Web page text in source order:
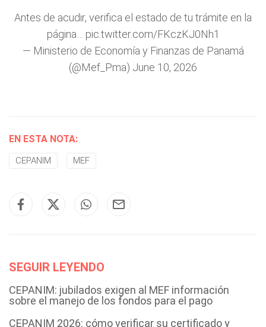
Antes de acudir, verifica el estado de tu trámite en la
página… pic.twitter.com/FKczKJ0Nh1
— Ministerio de Economía y Finanzas de Panamá
(@Mef_Pma) June 10, 2026
EN ESTA NOTA:
CEPANIM MEF
SEGUIR LEYENDO
CEPANIM: jubilados exigen al MEF información
sobre el manejo de los fondos para el pago
CEPANIM 2026: cómo verificar su certificado y